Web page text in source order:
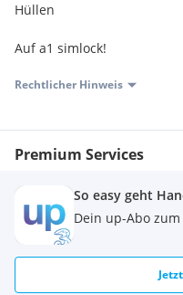
Hüllen
Auf a1 simlock!
Rechtlicher Hinweis
Premium Services
So easy geht
Dein up-Abo